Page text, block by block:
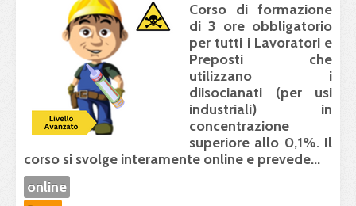
Corso di formazione
di 3 ore obbligatorio
per tutti i Lavoratori e
Preposti che
utilizzano i
diisocianati (per usi
industriali) in
concentrazione
superiore allo 0,1%. Il
corso si svolge interamente online e prevede...
online